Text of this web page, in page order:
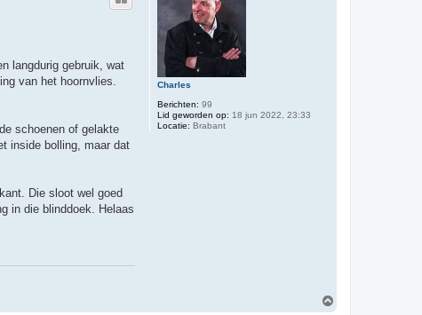
Charles
Berichten: 99
Lid geworden op: 18 jun 2022, 23:33
Locatie: Brabant
langdurig gebruik, wat
van het hoornvlies.
schoenen of gelakte
inside bolling, maar dat
Die sloot wel goed
in die blinddoek. Helaas